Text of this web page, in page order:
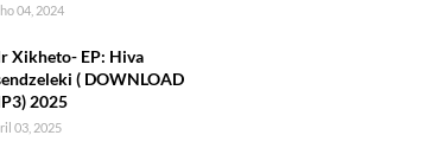
04, 2024
Xikheto- EP: Hiva
( DOWNLOAD
2025
03, 2025